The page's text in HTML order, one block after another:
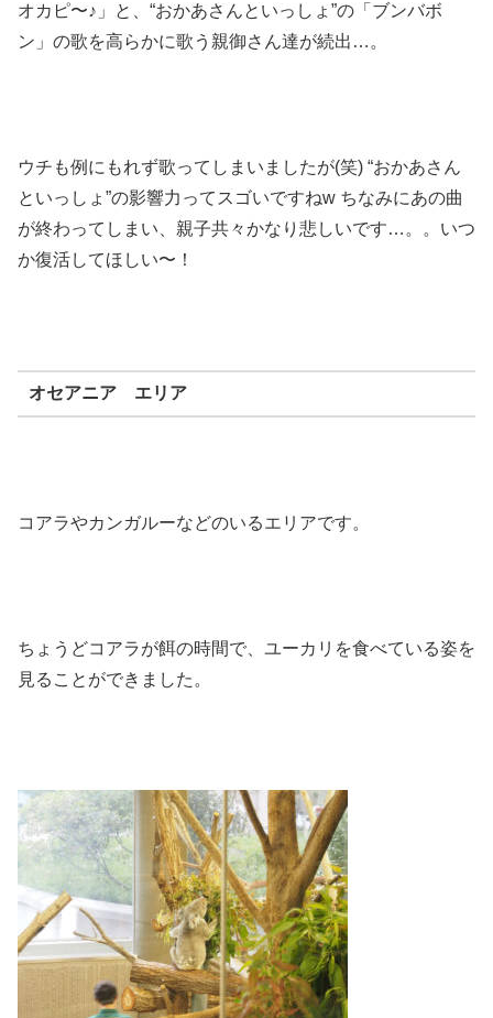
オカピ〜♪」と、“おかあさんといっしょ”の「ブンバボ
ン」の歌を高らかに歌う親御さん達が続出…。
ウチも例にもれず歌ってしまいましたが(笑) “おかあさん
といっしょ”の影響力ってスゴいですねw ちなみにあの曲
が終わってしまい、親子共々かなり悲しいです…。。いつ
か復活してほしい〜！
オセアニア エリア
コアラやカンガルーなどのいるエリアです。
ちょうどコアラが餌の時間で、ユーカリを食べている姿を
見ることができました。